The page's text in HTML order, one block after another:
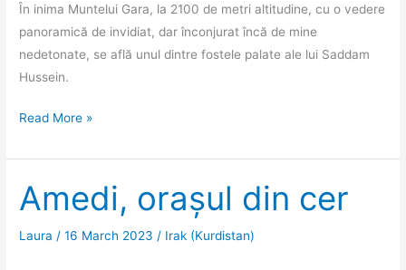
În inima Muntelui Gara, la 2100 de metri altitudine, cu o vedere
panoramică de invidiat, dar înconjurat încă de mine
nedetonate, se află unul dintre fostele palate ale lui Saddam
Hussein.
Cuibul
pasăre
Palatul
lui
Read More »
Amedi, orașul din cer
Laura /16 March 2023 / Irak (Kurdistan)